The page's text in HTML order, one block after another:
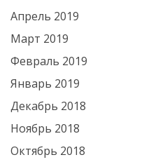
Апрель 2019
Март 2019
Февраль 2019
Январь 2019
Декабрь 2018
Ноябрь 2018
Октябрь 2018